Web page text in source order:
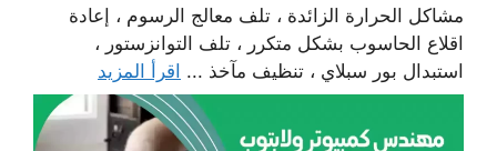
مشاكل الحرارة الزائدة ، تلف معالج الرسوم ، إعادة
اقلاع الحاسوب بشكل متكرر ، تلف التوانزستور ،
استبدال بور سبلاي ، تنظيف مآخذ ... اقرأ المزيد